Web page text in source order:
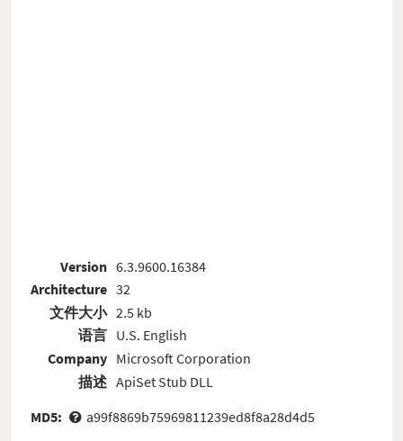
Version
Architecture
文件大小
语言
Company
描述
6.3.9600.16384
32
2.5 kb
U.S. English
Microsoft Corporation
ApiSet Stub DLL
MD5:
a99f8869b75969811239ed8f8a28d4d5